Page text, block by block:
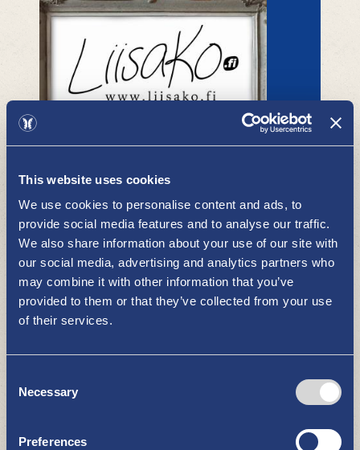
This website uses cookies
We use cookies to personalise content and ads, to
provide social media features and to analyse our traffic.
We also share information about your use of our site with
our social media, advertising and analytics partners who
may combine it with other information that you’ve
provided to them or that they’ve collected from your use
of their services.
Selection
Necessary
Preferences
LiisaKo Kirpputori
Rannikon Kalatuote